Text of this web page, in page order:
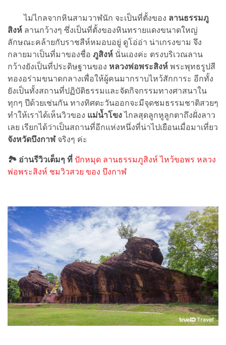
ไม่ไกลจากหินสามวาฬนัก จะเป็นที่ตั้งของ ลานธรรมภู
สิงห์ ลานกว้างๆ ซึ่งเป็นที่ตั้งของหินทรายแดงขนาดใหญ่
ลักษณะคล้ายกับราชสีห์หมอบอยู่ ดูโอ่อ่า น่าเกรงขาม จึง
กลายมาเป็นที่มาของชื่อ ภูสิงห์ นั่นเองค่ะ ตรงบริเวณลาน
กว้างยังเป็นที่ประดิษฐานของ หลวงพ่อพระสิงห์ พระพุทธรูปสี
ทองอร่ามขนาดกลางเพื่อให้ผู้คนมากราบไหว้สักการะ อีกทั้ง
ยังเป็นทั้งสถานที่ปฏิบัติธรรมและจัดกิจกรรมทางศาสนาใน
ทุกๆ ปีด้วยเช่นกัน ทางทิศตะวันออกจะมีจุดชมธรรมชาติสวยๆ
ทำให้เราได้เห็นวิวของ แม่น้ำโขงไกลสุดลูกหูลูกตาถึงฝั่งลาว
เลย เรียกได้ว่าเป็นสถานที่อีกแห่งหนึ่งที่น่าไปเยือนเมื่อมาเที่ยว
จังหวัดบึงกาฬจริงๆ ค่ะ
🏞 อ่านรีวิวเต็มๆ ที่ ปักหมุด ลานธรรมภูสิงห์ ไหว้ขอพร หลวง
พ่อพระสิงห์ ชมวิวสวย ของ บึงกาฬ